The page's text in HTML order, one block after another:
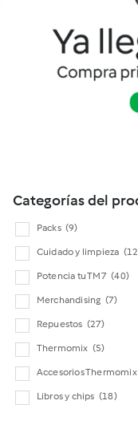
Categorías del
Packs (9)
Cuidado y limpieza
Potencia tu TM7 (40)
Merchandising (7)
Repuestos (27)
Thermomix (5)
Accesorios Thermomix
Libros y chips (18)